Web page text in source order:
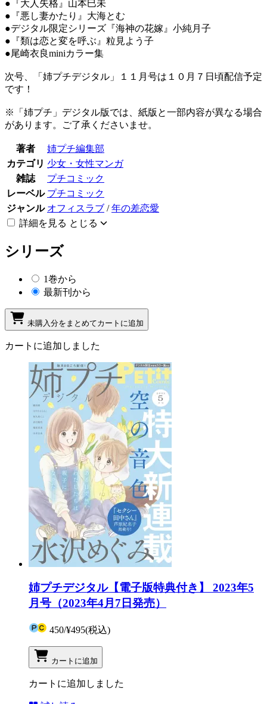
●『大人失格』山本巳未
●『悪し妻かたり』大海とむ
●デジタル限定シリーズ『海神の花嫁』小純月子
●『類は恋と変を呼ぶ』粒見よう子
●尾崎衣良miniカラー集
次号、「姉プチデジタル」１１月号は１０月７日頃配信予定
です！
※「姉プチ」デジタル版では、紙版と一部内容が異なる場合
があります。ご了承くださいませ。
著者
姉プチ編集部
カテゴリ 少女・女性マンガ
雑誌
プチコミック
レーベル プチコミック
ジャンル オフィスラブ /年の差恋愛
詳細を見る とじる
シリーズ
1巻から
最新刊から
未購入分をまとめてカートに追加
カートに追加しました
姉プチデジタル【電子版特典付き】 2023年5
月号（2023年4月7日発売）
450/¥495(税込)
カートに追加
カートに追加しました